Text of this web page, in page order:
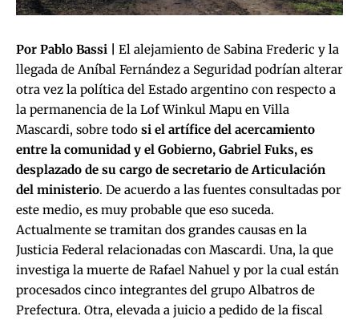
Por Pablo Bassi |
El alejamiento de Sabina Frederic y la
llegada de Aníbal Fernández a Seguridad podrían alterar
otra vez la política del Estado argentino con respecto a
la permanencia de la Lof Winkul Mapu en Villa
Mascardi, sobre todo si el artífice del acercamiento
entre la comunidad y el Gobierno, Gabriel Fuks, es
desplazado de su cargo de secretario de Articulación
del ministerio. De acuerdo a las fuentes consultadas por
este medio, es muy probable que eso suceda.
Actualmente se tramitan dos grandes causas en la
Justicia Federal relacionadas con Mascardi. Una, la que
investiga la muerte de Rafael Nahuel y por la cual están
procesados cinco integrantes del grupo Albatros de
Prefectura. Otra, elevada a juicio a pedido de la fiscal